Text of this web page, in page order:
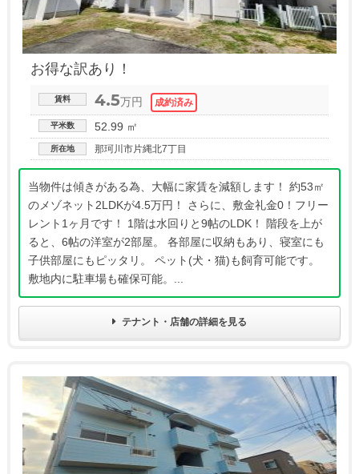
お得な訳あり！
賃料 4.5万円
平米数 52.99 ㎡
所在地 那珂川市片縄北7丁目
当物件は傾きがある為、大幅に家賃を減額します！ 約53㎡
のメゾネット2LDKが4.5万円！ さらに、敷金礼金0！フリー
レント1ヶ月です！ 1階は水回りと9帖のLDK！ 階段を上が
ると、6帖の洋室が2部屋。 各部屋に収納もあり、寝室にも
子供部屋にもピッタリ。 ペット(犬・猫)も飼育可能です。
敷地内に駐車場も確保可能。...
テナント・店舗の詳細を見る